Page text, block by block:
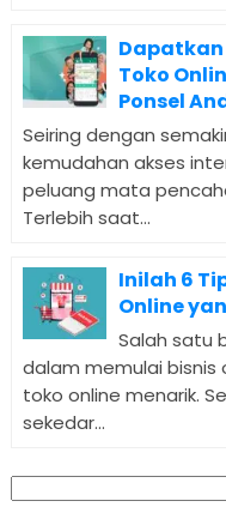
Toko
Ponsel
Seiring dengan
kemudahan akses
peluang mata
Terlebih saat...
Inilah 6
Online
Salah satu
dalam memulai
toko online menarik.
sekedar...
Cari